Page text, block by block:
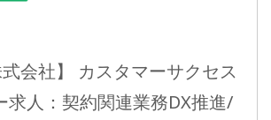
式会社】 カスタマーサクセス
求人：契約関連業務DX推進/